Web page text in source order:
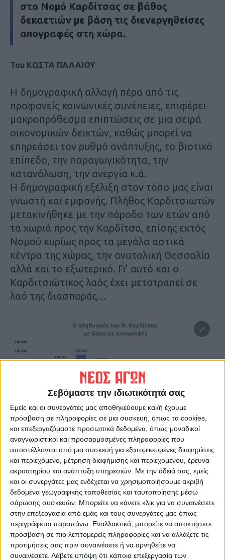
Σεβόμαστε την ιδιωτικότητά σας
Εμείς και οι συνεργάτες μας αποθηκεύουμε και/ή έχουμε
πρόσβαση σε πληροφορίες σε μια συσκευή, όπως τα cookies,
και επεξεργαζόμαστε προσωπικά δεδομένα, όπως μοναδικοί
αναγνωριστικοί και προσαρμοσμένες πληροφορίες που
αποστέλλονται από μια συσκευή για εξατομικευμένες διαφημίσεις
και περιεχόμενο, μέτρηση διαφήμισης και περιεχομένου, έρευνα
ακροατηρίου και ανάπτυξη υπηρεσιών. Με την άδειά σας, εμείς
και οι συνεργάτες μας ενδέχεται να χρησιμοποιήσουμε ακριβή
δεδομένα γεωγραφικής τοποθεσίας και ταυτοποίησης μέσω
σάρωσης συσκευών. Μπορείτε να κάνετε κλικ για να συναινέσετε
στην επεξεργασία από εμάς και τους συνεργάτες μας όπως
περιγράφεται παραπάνω. Εναλλακτικά, μπορείτε να αποκτήσετε
πρόσβαση σε πιο λεπτομερείς πληροφορίες και να αλλάξετε τις
προτιμήσεις σας πριν συναινέσετε ή να αρνηθείτε να
συναινέσετε. Λάβετε υπόψη ότι κάποια επεξεργασία των
στο Νομό Καρδίτσας σε βάθος
δεκαετιών με βάση τις διενεργηθείσες
απογραφές στη χώρα.
Toυ ΚΩΣΤΑ ΠΑΛΑΙΟΥ
Η δημογραφική αλλαγή πέρα από τις
προφανείς κοινωνικές συνέπειες, επιφέρει
μακροπρόθεσμα επιπτώσεις σε μια σειρά
οικονομικών δεικτών, καθώς μπορεί να
επηρεάσει τον ρυθμό ανάπτυξης, το βιοτικό
επίπεδο, την παραγωγικότητα, την
κατανάλωση, την ανεργία κ.ά.
Η δημογραφική εξέλιξη στον τόπο μας είναι
γνωστή και εμφανής. Πλήθος Καρδιτσιωτών
μετακινήθηκε με την πάροδο των ετών από
τα χωριά προς την Καρδίτσα, επίσης εκτός
Νομού κυρίως προς τα μεγάλα αστικά
κέντρα της χώρας, την ανατολική Θεσσαλία
αλλά και το εξωτερικό. Γι’ αυτό και ο
Καρδιτσιώτικος λαός έχει μετατραπεί σε
λαό της διασποράς…
Απογραφές 1940-2021 στο Ν. Καρδίτσας
Οι εθνικές απογραφές που έχουν
πραγματοποιηθεί μετά το 1940, δείχνουν
ανάγλυφα τις μεταβολές του πληθυσμού
στον τόπο μας. Σύμφωνα με τα στοιχεία
των απογραφών, τα οποία αντλήσαμε από
το αρχείο της Ελληνικής Στατιστικής
Υπηρεσίας και επεξεργαστήκαμε, στο Νομό